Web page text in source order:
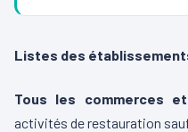
Listes des
Tous les commerces
activités de restauration